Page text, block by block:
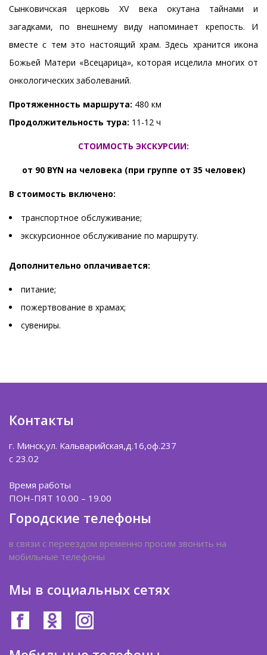
Сынковичская церковь XV века окутана тайнами и
загадками, по внешнему виду напоминает крепость. И
вместе с тем это настоящий храм. Здесь хранится икона
Божьей Матери «Всецарица», которая исцелила многих от
онкологических заболеваний.
Протяженность маршрута: 480 км
Продолжительность тура: 11-12 ч
СТОИМОСТЬ ЭКСКУРСИИ:
от 90 BYN на человека (при группе от 35 человек)
В стоимость включено:
транспортное обслуживание;
экскурсионное обслуживание по маршруту.
Дополнительно оплачивается:
питание;
пожертвование в храмах;
cувениры.
Контакты
г. Минск,ул. Кальварийская,д.16,оф.237
с 23.02
Время работы
ПОН-ПЯТ 10.00 – 19.00
Городские телефоны
в связи с переездом временно просим звонить на
мобильные телефоны
Мы в социальных сетях